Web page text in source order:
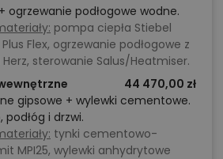
ogrzewanie podłogowe wodne.
pompa ciepła Stiebel
Plus Flex, ogrzewanie podłogowe z
sterowanie Salus/Heatmiser.
44 470,00 zł
gipsowe + wylewki cementowe.
podłóg i drzwi.
tynki cementowo-
MPI25, wylewki anhydrytowe